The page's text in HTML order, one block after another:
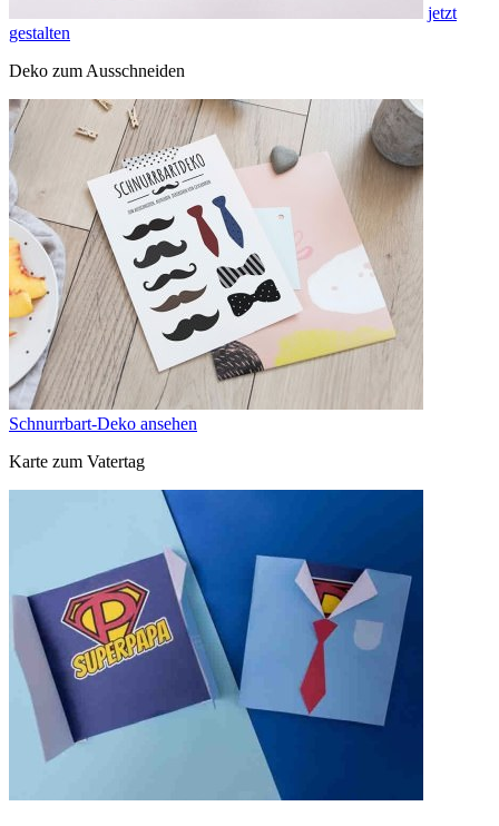
jetzt
gestalten
Deko zum Ausschneiden
Schnurrbart-Deko ansehen
Karte zum Vatertag